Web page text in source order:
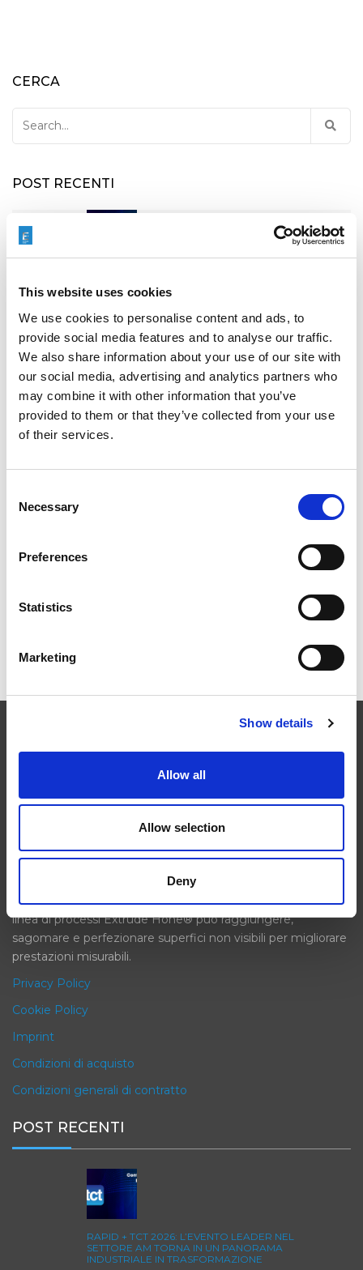
This website uses cookies
We use cookies to personalise content and ads, to
provide social media features and to analyse our traffic.
We also share information about your use of our site with
our social media, advertising and analytics partners who
may combine it with other information that you’ve
provided to them or that they’ve collected from your use
of their services.
Selection
Necessary
Preferences
Statistics
Marketing
Show details
Allow all
Allow selection
Deny
CERCA
for:
POST RECENTI
SETTORE AM TORNA IN UN PANORAMA
INDUSTRIALE IN TRASFORMAZIONE
ICAM 25: BORDI PIÙ AFFILATI, MOTORI PIÙ
POTENTI PER TURBOMACCHINE
AEROSPAZIALE AL SALONE INTERNAZIONALE
automobilistico, energetico e medicale, la finitura di
precisione dei pezzi lavorati è fondamentale per il
finale. Le nostre macchine migliorano la precisione dei
profili dei prodotti finiti con un processo completo, in una
frazione del tempo necessario con altri metodi. La nostra
linea di processi Extrude Hone® può raggiungere,
sagomare e perfezionare superfici non visibili per migliorare
prestazioni misurabili.
Privacy Policy
Cookie Policy
Imprint
Condizioni di acquisto
Condizioni generali di contratto
POST RECENTI
RAPID + TCT 2026: L’EVENTO LEADER NEL
SETTORE AM TORNA IN UN PANORAMA
INDUSTRIALE IN TRASFORMAZIONE